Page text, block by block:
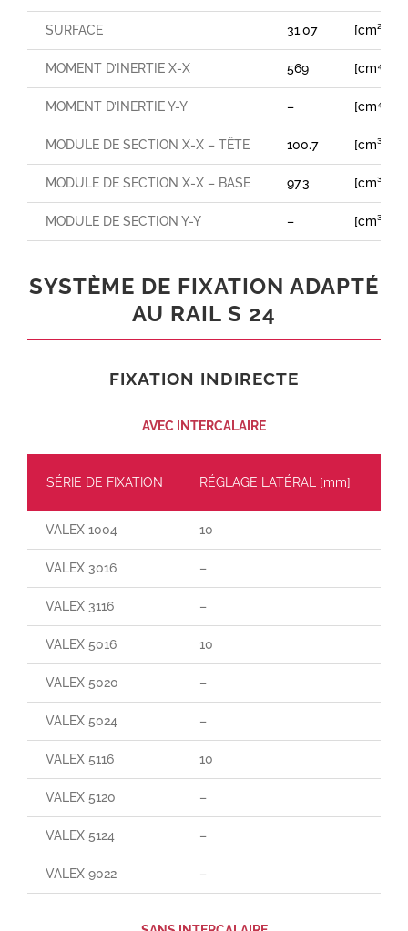
SURFACE 31.07 [cm²]
MOMENT D’INERTIE X-X 569 [cm⁴]
MOMENT D’INERTIE Y-Y – [cm⁴]
MODULE DE SECTION X-X – TÊTE 100.7 [cm³]
MODULE DE SECTION X-X – BASE 97.3 [cm³]
MODULE DE SECTION Y-Y – [cm³]
SYSTÈME DE FIXATION ADAPTÉ
AU RAIL S 24
FIXATION INDIRECTE
AVEC INTERCALAIRE
SÉRIE DE FIXATION RÉGLAGE LATÉRAL [mm]
VALEX 1004 10
VALEX 3016 –
VALEX 3116 –
VALEX 5016 10
VALEX 5020 –
VALEX 5024 –
VALEX 5116 10
VALEX 5120 –
VALEX 5124 –
VALEX 9022 –